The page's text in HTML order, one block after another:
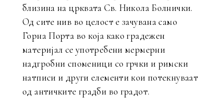
близина на црквата Св. Никола Болнички.
Од сите нив во целост е зачувана само
Горна Порта во која како градежен
материјал се употребени мермерни
надгробни споменици со грчки и римски
натписи и други елементи кои потекнуваат
од античките градби во градот.